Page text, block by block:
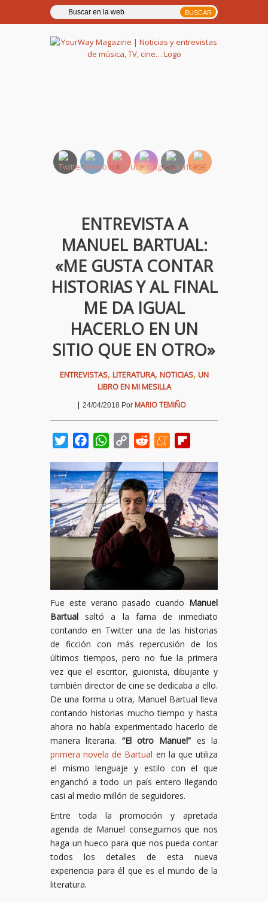
ENTREVISTA A
MANUEL BARTUAL:
«ME GUSTA CONTAR
HISTORIAS Y AL FINAL
ME DA IGUAL
HACERLO EN UN
SITIO QUE EN OTRO»
ENTREVISTAS, LITERATURA, NOTICIAS, UN
LIBRO EN MI MESILLA
| 24/04/2018 Por MARIO TEMIÑO
TwitterFacebookWhatsApp
Copy
Reddit Meneame
Fue este verano pasado cuando Manuel
Bartual saltó a la fama de inmediato
contando en Twitter una de las historias
de ficción con más repercusión de los
últimos tiempos, pero no fue la primera
vez que el escritor, guionista, dibujante y
también director de cine se dedicaba a ello.
De una forma u otra, Manuel Bartual lleva
contando historias mucho tiempo y hasta
ahora no había experimentado hacerlo de
manera literaria. “El otro Manuel”es la
primera novela de Bartual en la que utiliza
el mismo lenguaje y estilo con el que
enganchó a todo un país entero llegando
casi al medio millón de seguidores.
Entre toda la promoción y apretada
agenda de Manuel conseguimos que nos
haga un hueco para que nos pueda contar
todos los detalles de esta nueva
experiencia para él que es el mundo de la
literatura.